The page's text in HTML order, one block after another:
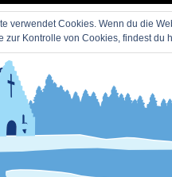
verwendet Cookies. Wenn du die
zur Kontrolle von Cookies, findest du